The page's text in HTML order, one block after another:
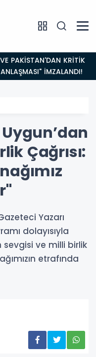
İMZALANDI!
Çağrısı:
Yazarı
dolayısıyla
sevgisi ve milli birlik
etrafında